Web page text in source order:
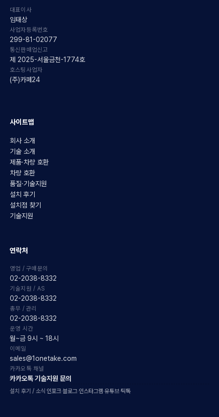
대표이사
임태상
사업자등록번호
299-81-02077
통신판매업신고
제 2025-서울금천-1774호
호스팅사업자
(주)카페24
사이트맵
회사 소개
기술 소개
제품·차량 호환
차량 호환
품질·기술지원
설치 후기
설치점 찾기
기술지원
연락처
영업 / 구매문의
02-2038-8332
기술지원 / AS
02-2038-8332
총무 / 관리
02-2038-8332
운영 시간
월~금 9시 ~ 18시
이메일
sales@1onetake.com
카카오톡 채널
카카오톡 기술지원 문의
설치 후기 / 소식 인포크·블로그·인스타그램·유튜브·틱톡